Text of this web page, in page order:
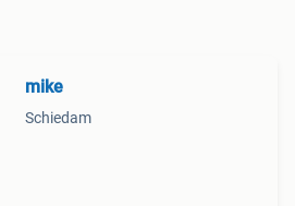
mike
Schiedam